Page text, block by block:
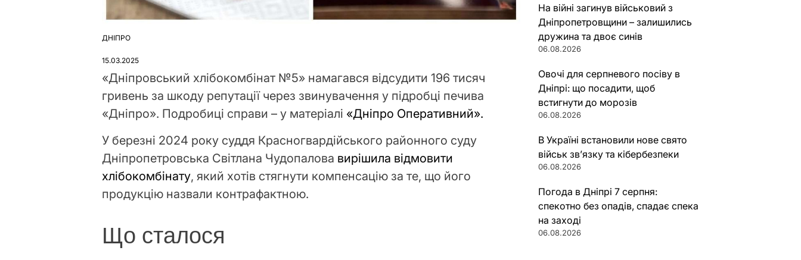
ОПУБЛІКУВАТИ
ДНІПРО
15.03.2025
«Дніпровський хлібокомбінат №5» намагався відсудити 196 тисяч
гривень за шкоду репутації через звинувачення у підробці печива
«Дніпро». Подробиці справи – у матеріалі «Дніпро Оперативний».
У березні 2024 року суддя Красногвардійського районного суду
Дніпропетровська Світлана Чудопалова вирішила відмовити
хлібокомбінату, який хотів стягнути компенсацію за те, що його
продукцію назвали контрафактною.
Що сталося
На війні загинув військовий з
Дніпропетровщини – залишились
дружина та двоє синів
06.08.2026
Овочі для серпневого посіву в
Дніпрі: що посадити, щоб
встигнути до морозів
06.08.2026
В Україні встановили нове свято
військ зв’язку та кібербезпеки
06.08.2026
Погода в Дніпрі 7 серпня:
спекотно без опадів, спадає спека
на заході
06.08.2026